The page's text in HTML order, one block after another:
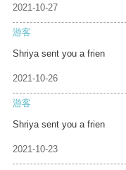
2021-10-27
游客
Shriya sent you a frien
2021-10-26
游客
Shriya sent you a frien
2021-10-23